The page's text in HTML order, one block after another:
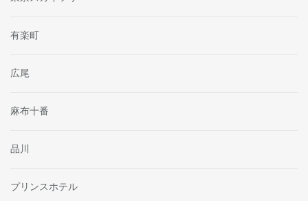
有楽町
広尾
麻布十番
品川
プリンスホテル